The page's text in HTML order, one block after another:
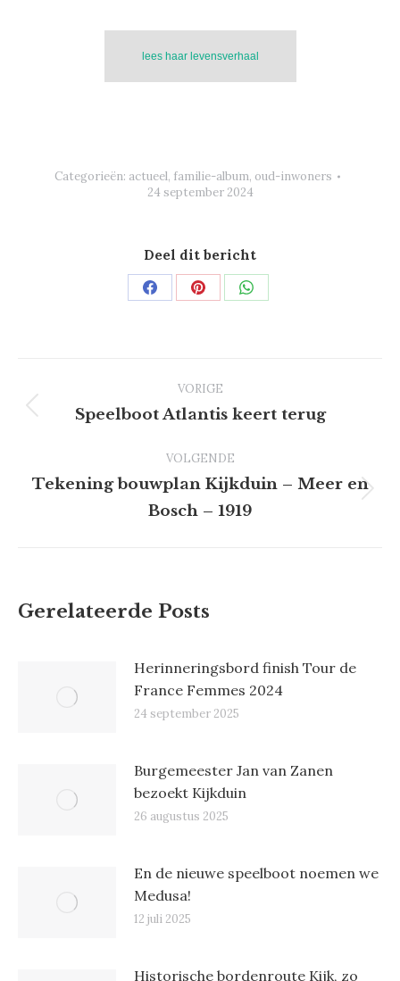
lees haar levensverhaal
Categorieën: actueel, familie-album, oud-inwoners
24 september 2024
Deel dit bericht
Deel
Deel
Deel
Bericht
VORIGE
Vorig
Speelboot Atlantis keert terug
VOLGENDE
Volgend
bericht
Tekening bouwplan Kijkduin – Meer en
Bosch – 1919
Gerelateerde Posts
Herinneringsbord finish Tour de
France Femmes 2024
24 september 2025
Burgemeester Jan van Zanen
bezoekt Kijkduin
26 augustus 2025
En de nieuwe speelboot noemen we
Medusa!
12 juli 2025
Historische bordenroute Kijk, zo